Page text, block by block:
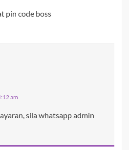
pin code boss
am
sila whatsapp admin